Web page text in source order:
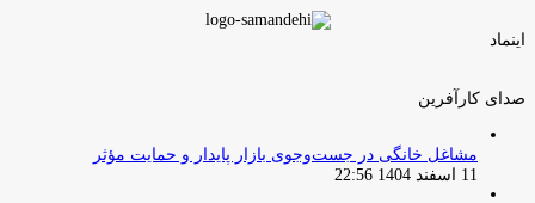
اینماد
صدای کارآفرین
مشاغل خانگی در جست‌وجوی بازار پایدار و حمایت مؤثر
11 اسفند 1404 22:56